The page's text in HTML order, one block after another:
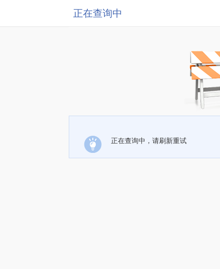
正在查询中
正在查询中，请刷新重试